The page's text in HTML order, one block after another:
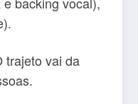
trajeto vai da